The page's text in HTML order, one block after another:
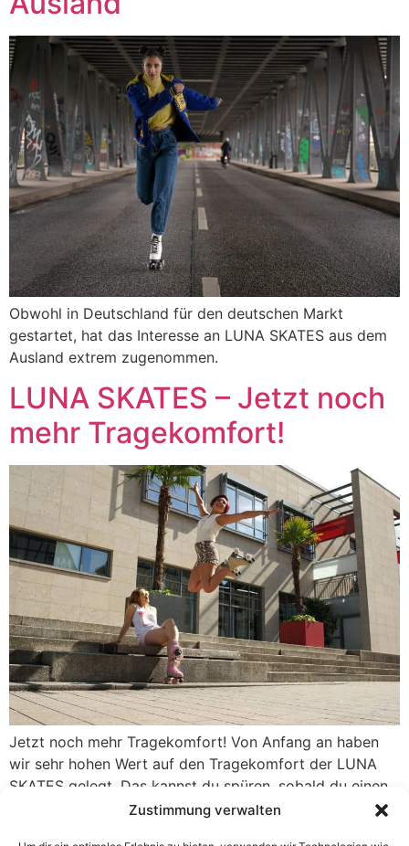
Zustimmung verwalten
Obwohl in Deutschland für den deutschen Markt
gestartet, hat das Interesse an LUNA SKATES aus dem
Ausland extrem zugenommen.
LUNA SKATES – Jetzt noch
mehr Tragekomfort!
Jetzt noch mehr Tragekomfort! Von Anfang an haben
wir sehr hohen Wert auf den Tragekomfort der LUNA
SKATES gelegt. Das kannst du spüren, sobald du einen
LUNA SKATE anziehst. Der Schuh ist angenehm weich.